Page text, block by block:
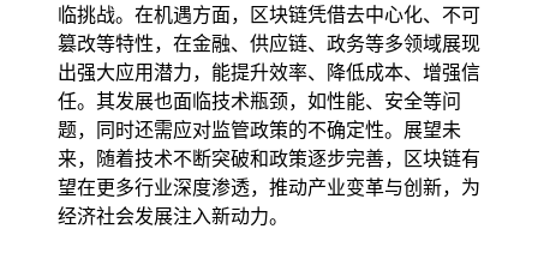
临挑战。在机遇方面，区块链凭借去中心化、不可
篡改等特性，在金融、供应链、政务等多领域展现
出强大应用潜力，能提升效率、降低成本、增强信
任。其发展也面临技术瓶颈，如性能、安全等问
题，同时还需应对监管政策的不确定性。展望未
来，随着技术不断突破和政策逐步完善，区块链有
望在更多行业深度渗透，推动产业变革与创新，为
经济社会发展注入新动力。